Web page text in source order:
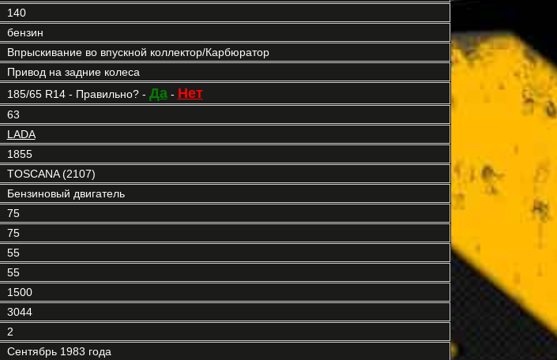
140
бензин
Впрыскивание во впускной коллектор/Карбюратор
Привод на задние колеса
185/65 R14 - Правильно? - Да- Нет
63
LADA
1855
TOSCANA (2107)
Бензиновый двигатель
75
75
55
55
1500
3044
2
Сентябрь 1983 года